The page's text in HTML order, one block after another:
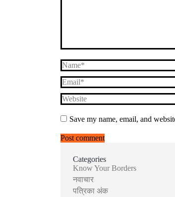
Name *
Email *
Website
Save my name, email, and
Post comment
Categories
Know Your Borders
नवाचार
पत्रिका अंक